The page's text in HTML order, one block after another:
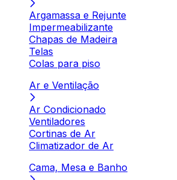
Argamassa e Rejunte
Impermeabilizante
Chapas de Madeira
Telas
Colas para piso
Ar e Ventilação
Ar Condicionado
Ventiladores
Cortinas de Ar
Climatizador de Ar
Cama, Mesa e Banho